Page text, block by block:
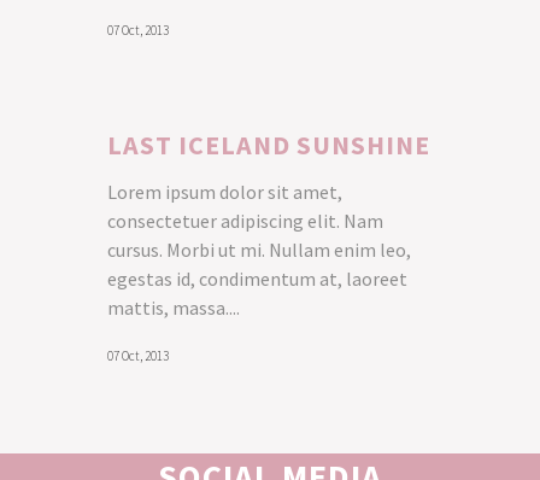
07 Oct, 2013
LAST ICELAND SUNSHINE
Lorem ipsum dolor sit amet,
consectetuer adipiscing elit. Nam
cursus. Morbi ut mi. Nullam enim leo,
egestas id, condimentum at, laoreet
mattis, massa....
07 Oct, 2013